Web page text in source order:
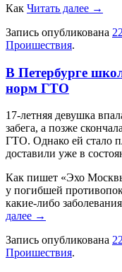
Как Читать далее →
Запись опубликована
Проишествия.
В Петербурге
норм ГТО
17-лeтняя девушка
забега, а позже
ГТО. Однако ей стало
доставили уже в
Как пишет «Эхо
у погибшей
какие-либо
далее →
Запись опубликована
Проишествия.